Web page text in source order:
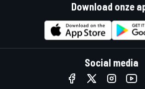
Download onze
Social media